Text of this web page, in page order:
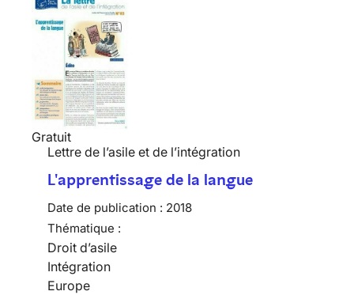
Gratuit
Lettre de l’asile et de l’intégration
L'apprentissage de la langue
Date de publication : 2018
Thématique :
Droit d’asile
Intégration
Europe